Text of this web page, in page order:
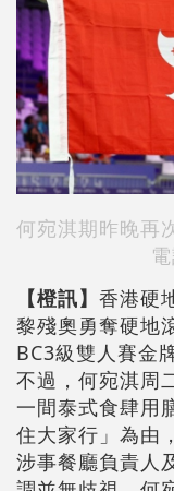
何宛淇期昨晚再
【橙訊】 香港硬
黎殘奧勇奪硬地
BC3級雙人賽金
不過，何宛淇周
一間泰式食肆用
住大家行」為由
涉事餐廳負責人